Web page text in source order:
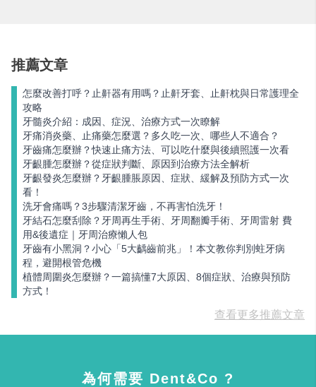
推薦文章
怎麼改善打呼？止鼾器有用嗎？止鼾牙套、止鼾枕與日常護理全
攻略
牙髓炎介紹：成因、症況、治療方式一次瞭解
牙痛消炎藥、止痛藥怎麼選？多久吃一次、哪些人不適合？
牙齒痛怎麼辦？快速止痛方法、可以吃什麼與後續照護一次看
牙齦腫怎麼辦？從症狀判斷、原因到治療方法全解析
牙齦發炎怎麼辦？牙齦腫脹原因、症狀、緩解及預防方式一次
看！
洗牙會痛嗎？3步驟清潔牙齒，不再害怕洗牙！
牙結石怎麼刮除？牙周再生手術、牙周翻瓣手術、牙周雷射 費
用&後遺症｜牙周治療懶人包
牙齒有小黑洞？小心「5大齲齒前兆」！本文教你判別蛀牙病
程，避開根管危機
植體周圍炎怎麼辦？一篇搞懂7大原因、8個症狀、治療與預防
方式！
查看更多推薦文章
為何需要 Dent&Co ?